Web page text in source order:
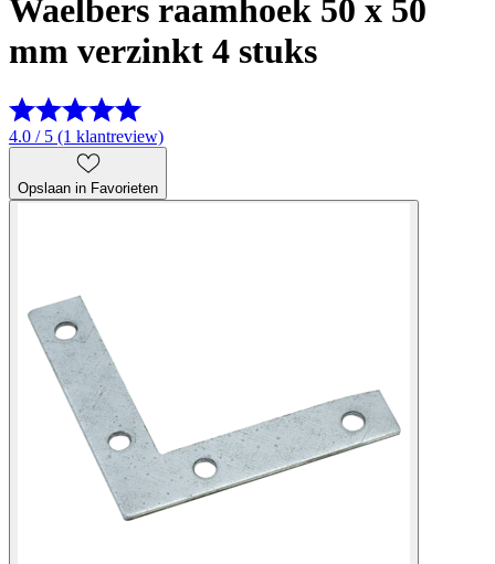
Waelbers raamhoek 50 x 50
mm verzinkt 4 stuks
4.0 / 5 (1 klantreview)
Opslaan in Favorieten